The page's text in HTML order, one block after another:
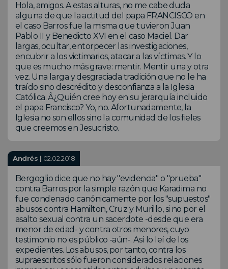
Hola, amigos. A estas alturas, no me cabe duda
alguna de que la actitud del papa FRANCISCO en
el caso Barros fue la misma que tuvieron Juan
Pablo II y Benedicto XVI en el caso Maciel. Dar
largas, ocultar, entorpecer las investigaciones,
encubrir a los victimarios, atacar a las víctimas. Y lo
que es mucho más grave: mentir. Mentir una y otra
vez. Una larga y desgraciada tradición que no le ha
traído sino descrédito y desconfianza a la Iglesia
Católica. Â¿Quién cree hoy en su jerarquía incluido
el papa Francisco? Yo, no. Afortunadamente, la
Iglesia no son ellos sino la comunidad de los fieles
que creemos en Jesucristo.
Andrés | 02.02.2018
Bergoglio dice que no hay "evidencia" o "prueba"
contra Barros por la simple razón que Karadima no
fue condenado canónicamente por los "supuestos"
abusos contra Hamilton, Cruz y Murillo, si no por el
asalto sexual contra un sacerdote -desde que era
menor de edad- y contra otros menores, cuyo
testimonio no es público -aún-. Así lo leí de los
expedientes. Los abusos, por tanto, contra los
supraescritos sólo fueron considerados relaciones